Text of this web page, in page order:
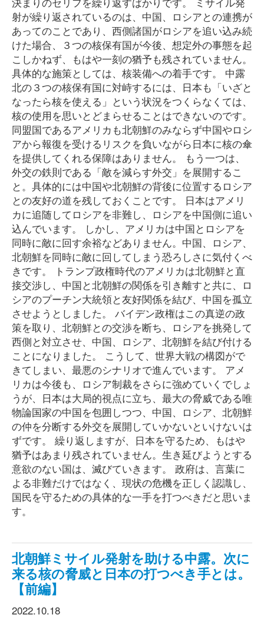
射が繰り返されているのは、中国、ロシアとの連携が
あってのことであり、西側諸国がロシアを追い込み続
けた場合、３つの核保有国が今後、想定外の事態を起
こしかねず、もはや一刻の猶予も残されていません。
具体的な施策としては、核装備への着手です。 中露
北の３つの核保有国に対峙するには、日本も「いざと
なったら核を使える」という状況をつくらなくては、
核の使用を思いとどまらせることはできないのです。
同盟国であるアメリカも北朝鮮のみならず中国やロシ
アから報復を受けるリスクを負いながら日本に核の傘
を提供してくれる保障はありません。 もう一つは、
外交の鉄則である「敵を減らす外交」を展開するこ
と。具体的には中国や北朝鮮の背後に位置するロシア
との友好の道を残しておくことです。 日本はアメリ
カに追随してロシアを非難し、ロシアを中国側に追い
込んでいます。 しかし、アメリカは中国とロシアを
同時に敵に回す余裕などありません。中国、ロシア、
北朝鮮を同時に敵に回してしまう恐ろしさに気付くべ
きです。 トランプ政権時代のアメリカは北朝鮮と直
接交渉し、中国と北朝鮮の関係を引き離すと共に、ロ
シアのプーチン大統領と友好関係を結び、中国を孤立
させようとしました。 バイデン政権はこの真逆の政
策を取り、北朝鮮との交渉を断ち、ロシアを挑発して
西側と対立させ、中国、ロシア、北朝鮮を結び付ける
ことになりました。 こうして、世界大戦の構図がで
きてしまい、最悪のシナリオで進んでいます。 アメ
リカは今後も、ロシア制裁をさらに強めていくでしょ
うが、日本は大局的視点に立ち、最大の脅威である唯
物論国家の中国を包囲しつつ、中国、ロシア、北朝鮮
の仲を分断する外交を展開していかないといけないは
ずです。 繰り返しますが、日本を守るため、もはや
猶予はあまり残されていません。生き延びようとする
意欲のない国は、滅びていきます。 政府は、言葉に
よる非難だけではなく、現状の危機を正しく認識し、
国民を守るための具体的な一手を打つべきだと思いま
す。
北朝鮮ミサイル発射を助ける中露。次に
来る核の脅威と日本の打つべき手とは。
【前編】
2022.10.18